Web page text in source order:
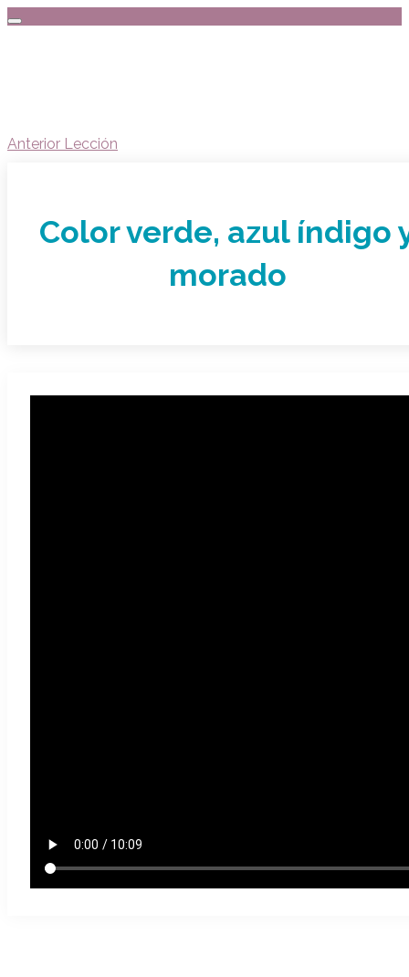
Anterior Lección
Color verde, azul índigo
morado